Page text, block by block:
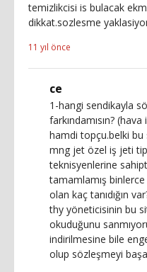
temizlikcisi is bulacak
dikkat.sozlesme
11 yıl önce
ce
1-hangi sendikayla
farkındamısın?
hamdi topçu.belki bu
mng jet özel iş jeti
teknisyenlerine
tamamlamış
olan kaç tanıdığın
thy yöneticisinin bu
okuduğunu
indirilmesine bile
olup sözleşmeyi